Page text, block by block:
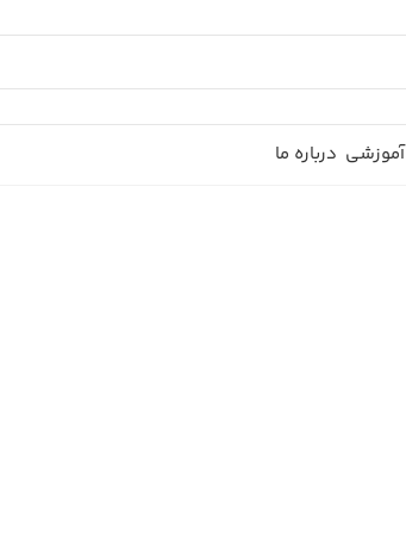
آموزشی درباره ما